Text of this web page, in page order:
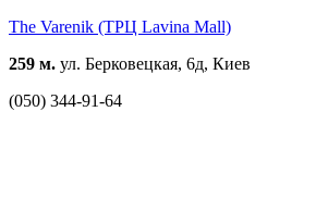
The Varenik (ТРЦ Lavina Mall)
259 м. ул. Берковецкая, 6д, Киев
(050) 344-91-64